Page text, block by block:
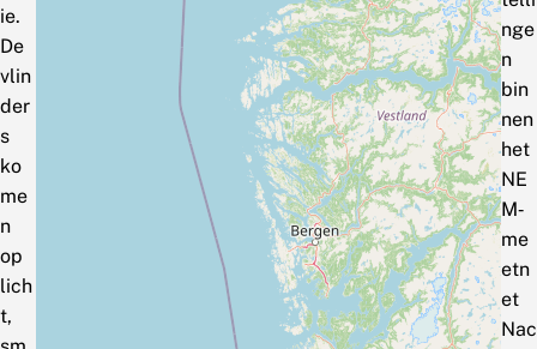
ie.
De
vlin
der
s
ko
me
n
op
lich
t,
nge
n
bin
nen
het
NE
M‑
me
etn
et
Nac